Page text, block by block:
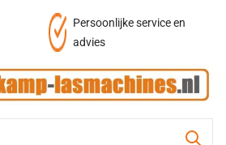
Persoonlijke service en
advies